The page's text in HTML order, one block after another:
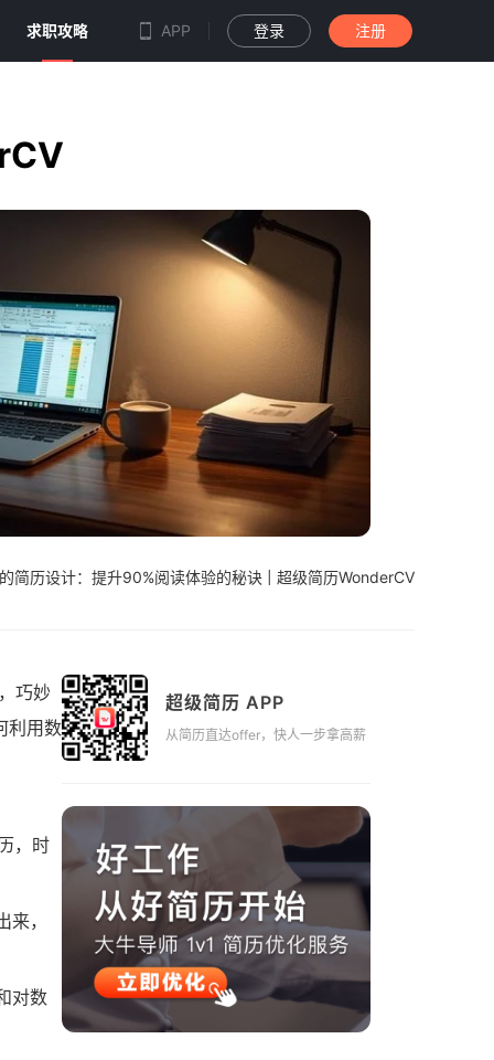
求职攻略 APP 登录 注册
简历设计：提升90%阅读体验的秘诀 | 超级简历WonderCV
巧妙
利用数
，时
，
对数
超级简历 APP
从简历直达offer，快人一步拿高薪